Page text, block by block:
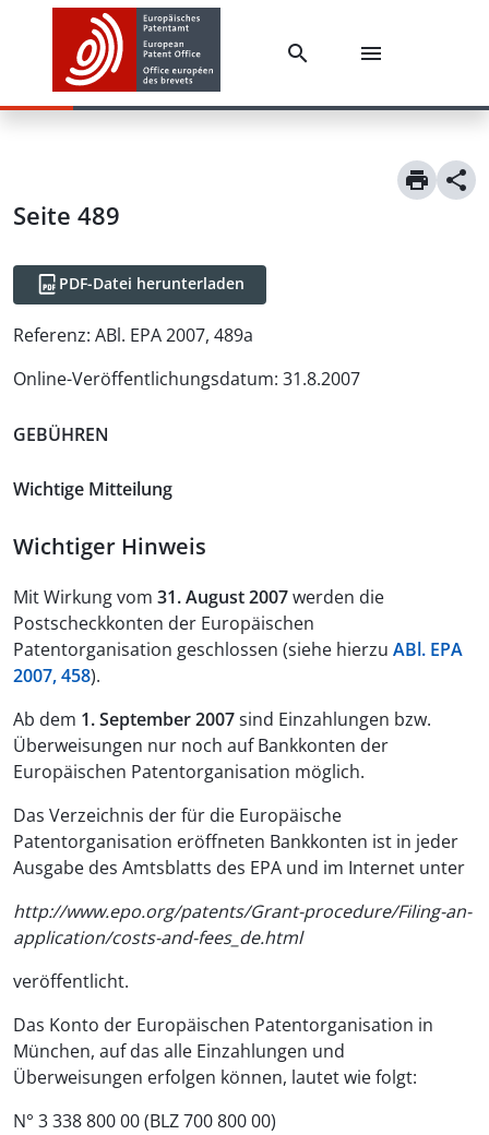
Seite 489
PDF-Datei herunterladen
Referenz: ABl. EPA 2007, 489a
Online-Veröffentlichungsdatum: 31.8.2007
GEBÜHREN
Wichtige Mitteilung
Wichtiger Hinweis
Mit Wirkung vom 31. August 2007werden die
Postscheckkonten der Europäischen
Patentorganisation geschlossen (siehe hierzu ABl. EPA
2007, 458).
Ab dem 1. September 2007sind Einzahlungen bzw.
Überweisungen nur noch auf Bankkonten der
Europäischen Patentorganisation möglich.
Das Verzeichnis der für die Europäische
Patentorganisation eröffneten Bankkonten ist in jeder
Ausgabe des Amtsblatts des EPA und im Internet unter
http://www.epo.org/patents/Grant-procedure/Filing-an-
application/costs-and-fees_de.html
veröffentlicht.
Das Konto der Europäischen Patentorganisation in
München, auf das alle Einzahlungen und
Überweisungen erfolgen können, lautet wie folgt:
N° 3 338 800 00 (BLZ 700 800 00)